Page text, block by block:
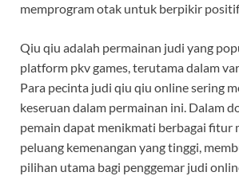
memprogram otak untuk berpikir positif
Qiu qiu adalah permainan judi yang
platform pkv games, terutama dalam
Para pecinta judi qiu qiu online sering
keseruan dalam permainan ini. Dalam
pemain dapat menikmati berbagai fitur
peluang kemenangan yang tinggi,
pilihan utama bagi penggemar judi